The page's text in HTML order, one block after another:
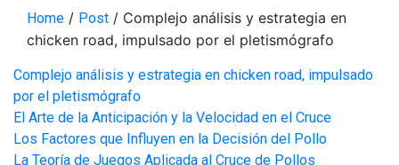
Home / Post / Complejo análisis y estrategia en
chicken road, impulsado por el pletismógrafo
Complejo análisis y estrategia en chicken road, impulsado
por el pletismógrafo
El Arte de la Anticipación y la Velocidad en el Cruce
Los Factores que Influyen en la Decisión del Pollo
La Teoría de Juegos Aplicada al Cruce de Pollos